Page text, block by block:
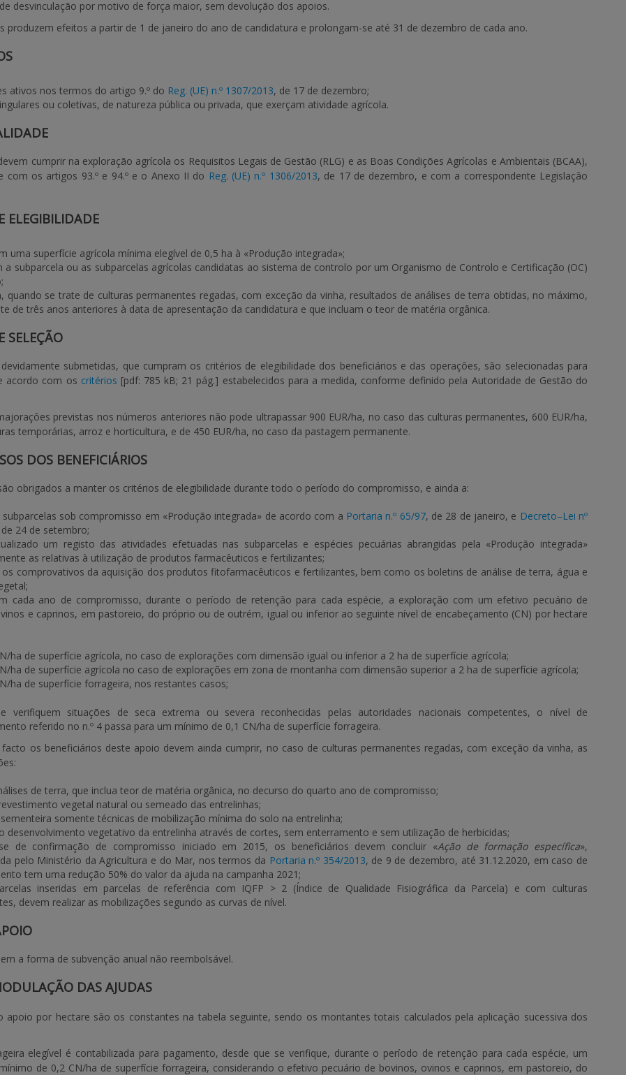
desvinculação por motivo de força maior, sem devolução dos apoios.
produzem efeitos a partir de 1 de janeiro do ano de candidatura e prolongam-se até 31 de dezembro de cada ano.
ativos nos termos do artigo 9.º do Reg. (UE) n.º 1307/2013, de 17 de dezembro;
ou coletivas, de natureza pública ou privada, que exerçam atividade agrícola.
cumprir na exploração agrícola os Requisitos Legais de Gestão (RLG) e as Boas Condições Agrícolas e Ambientais (BCAA),
com os artigos 93.º e 94.º e o Anexo II do Reg. (UE) n.º 1306/2013, de 17 de dezembro, e com a correspondente Legislação
ELEGIBILIDADE
uma superfície agrícola mínima elegível de 0,5 ha à «Produção integrada»;
a subparcela ou as subparcelas agrícolas candidatas ao sistema de controlo por um Organismo de Controlo e Certificação (OC)
quando se trate de culturas permanentes regadas, com exceção da vinha, resultados de análises de terra obtidas, no máximo,
de três anos anteriores à data de apresentação da candidatura e que incluam o teor de matéria orgânica.
SELEÇÃO
submetidas, que cumpram os critérios de elegibilidade dos beneficiários e das operações, são selecionadas para
acordo com os critérios [pdf: 785 kB; 21 pág.] estabelecidos para a medida, conforme definido pela Autoridade de Gestão do
previstas nos números anteriores não pode ultrapassar 900 EUR/ha, no caso das culturas permanentes, 600 EUR/ha,
temporárias, arroz e horticultura, e de 450 EUR/ha, no caso da pastagem permanente.
DOS BENEFICIÁRIOS
obrigados a manter os critérios de elegibilidade durante todo o período do compromisso, e ainda a:
subparcelas sob compromisso em «Produção integrada» de acordo com a Portaria n.º 65/97, de 28 de janeiro, e Decreto–Lei nº
de 24 de setembro;
um registo das atividades efetuadas nas subparcelas e espécies pecuárias abrangidas pela «Produção integrada»
as relativas à utilização de produtos farmacêuticos e fertilizantes;
os comprovativos da aquisição dos produtos fitofarmacêuticos e fertilizantes, bem como os boletins de análise de terra, água e
cada ano de compromisso, durante o período de retenção para cada espécie, a exploração com um efetivo pecuário de
e caprinos, em pastoreio, do próprio ou de outrém, igual ou inferior ao seguinte nível de encabeçamento (CN) por hectare
ha de superfície agrícola, no caso de explorações com dimensão igual ou inferior a 2 ha de superfície agrícola;
ha de superfície agrícola no caso de explorações em zona de montanha com dimensão superior a 2 ha de superfície agrícola;
ha de superfície forrageira, nos restantes casos;
verifiquem situações de seca extrema ou severa reconhecidas pelas autoridades nacionais competentes, o nível de
referido no n.º 4 passa para um mínimo de 0,1 CN/ha de superfície forrageira.
facto os beneficiários deste apoio devem ainda cumprir, no caso de culturas permanentes regadas, com exceção da vinha, as
de terra, que inclua teor de matéria orgânica, no decurso do quarto ano de compromisso;
vegetal natural ou semeado das entrelinhas;
somente técnicas de mobilização mínima do solo na entrelinha;
desenvolvimento vegetativo da entrelinha através de cortes, sem enterramento e sem utilização de herbicidas;
de confirmação de compromisso iniciado em 2015, os beneficiários devem concluir «Ação de formação específica»,
pelo Ministério da Agricultura e do Mar, nos termos da Portaria n.º 354/2013, de 9 de dezembro, até 31.12.2020, em caso de
tem uma redução 50% do valor da ajuda na campanha 2021;
inseridas em parcelas de referência com IQFP > 2 (Índice de Qualidade Fisiográfica da Parcela) e com culturas
devem realizar as mobilizações segundo as curvas de nível.
a forma de subvenção anual não reembolsável.
DAS AJUDAS
apoio por hectare são os constantes na tabela seguinte, sendo os montantes totais calculados pela aplicação sucessiva dos
elegível é contabilizada para pagamento, desde que se verifique, durante o período de retenção para cada espécie, um
de 0,2 CN/ha de superfície forrageira, considerando o efetivo pecuário de bovinos, ovinos e caprinos, em pastoreio, do